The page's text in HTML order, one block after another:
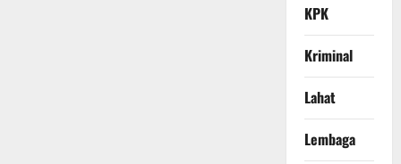
KPK
Kriminal
Lahat
Lembaga